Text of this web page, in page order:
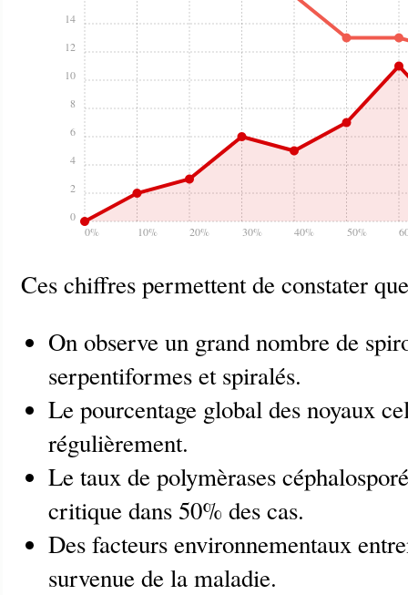
0% 10% 20% 30% 40% 50%
0
2
4
6
8
10
12
14
Ces chiffres permettent de constater
On observe un grand nombre de
serpentiformes et spiralés.
Le pourcentage global des noyaux
régulièrement.
Le taux de polymèrases
critique dans 50% des cas.
Des facteurs environnementaux
survenue de la maladie.